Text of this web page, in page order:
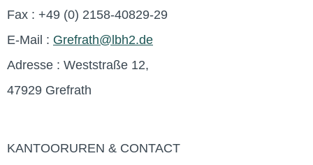
Fax : +49 (0) 2158-40829-29
E-Mail : Grefrath@lbh2.de
Adresse : Weststraße 12,
47929 Grefrath
KANTOORUREN & CONTACT